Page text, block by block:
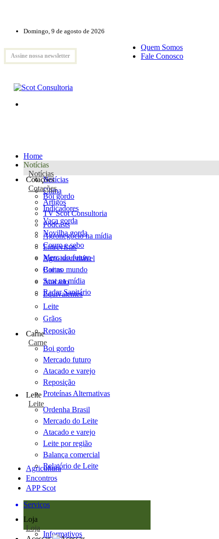
Domingo, 9 de agosto de 2026
Assine nossa newsletter
Quem Somos
Fale Conosco
Home
Notícias
Notícias
Notícias
Clima
Artigos
TV Scot Consultoria
Podcasts
Agronegócio na mídia
Entrevistas
Agro sustentável
Cartas
Scot na mídia
Radar Sanitário
Cotações
Cotações
Boi gordo
Indicadores
Vaca gorda
Novilha gorda
Couro e sebo
Mercado futuro
Boi no mundo
Atacado
Equivalentes
Leite
Grãos
Reposição
Carne
Carne
Boi gordo
Mercado futuro
Atacado e varejo
Reposição
Proteínas Alternativas
Leite
Leite
Ordenha Brasil
Mercado do Leite
Atacado e varejo
Leite por região
Balança comercial
Relatório de Leite
Agricultura
Encontros
APP Scot
Serviços
Loja
Loja
Informativos